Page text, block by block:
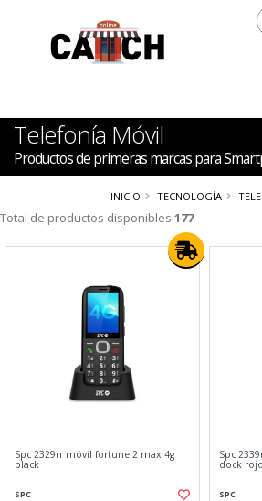
Telefonía Móvil
Productos de primeras marcas para
INICIO TECNOLOGÍA
Total de productos disponibles 177
Spc 2329n móvil fortune 2 max 4g
black
SPC
Spc
dock rojo
SPC